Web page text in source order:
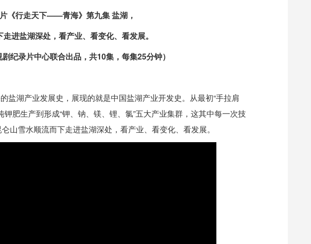
《行走天下——青海》第九集 盐湖，
进盐湖深处，看产业、看变化、看发展。
纪录片中心联合出品，共10集，每集25分钟）
湖产业发展史，展现的就是中国盐湖产业开发史。从最初“手拉肩
肥生产到形成“钾、钠、镁、锂、氯”五大产业集群，这其中每一次技
雪水顺流而下走进盐湖深处，看产业、看变化、看发展。